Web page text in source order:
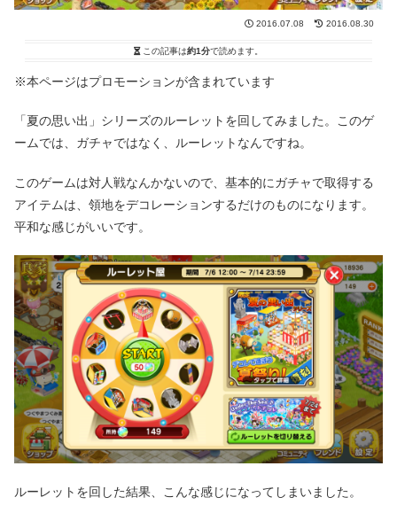
2016.07.08 2016.08.30
この記事は約1分で読めます。
※本ページはプロモーションが含まれています
「夏の思い出」シリーズのルーレットを回してみました。このゲ
ームでは、ガチャではなく、ルーレットなんですね。
このゲームは対人戦なんかないので、基本的にガチャで取得する
アイテムは、領地をデコレーションするだけのものになります。
平和な感じがいいです。
ルーレットを回した結果、こんな感じになってしまいました。